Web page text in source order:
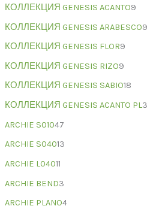
КОЛЛЕКЦИЯ GENESIS ACANTO9
КОЛЛЕКЦИЯ GENESIS ARABESCO9
КОЛЛЕКЦИЯ GENESIS FLOR9
КОЛЛЕКЦИЯ GENESIS RIZO9
КОЛЛЕКЦИЯ GENESIS SABIO18
КОЛЛЕКЦИЯ GENESIS ACANTO PL3
ARCHIE S01047
ARCHIE S04013
ARCHIE L04011
ARCHIE BEND3
ARCHIE PLANO4